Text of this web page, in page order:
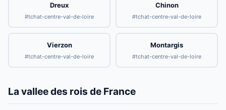
Dreux
#tchat-centre-val-de-loire
Chinon
#tchat-centre-val-de-loire
Vierzon
#tchat-centre-val-de-loire
Montargis
#tchat-centre-val-de-loire
La vallee des rois de France